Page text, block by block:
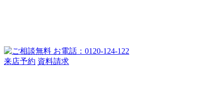
来店予約 資料請求